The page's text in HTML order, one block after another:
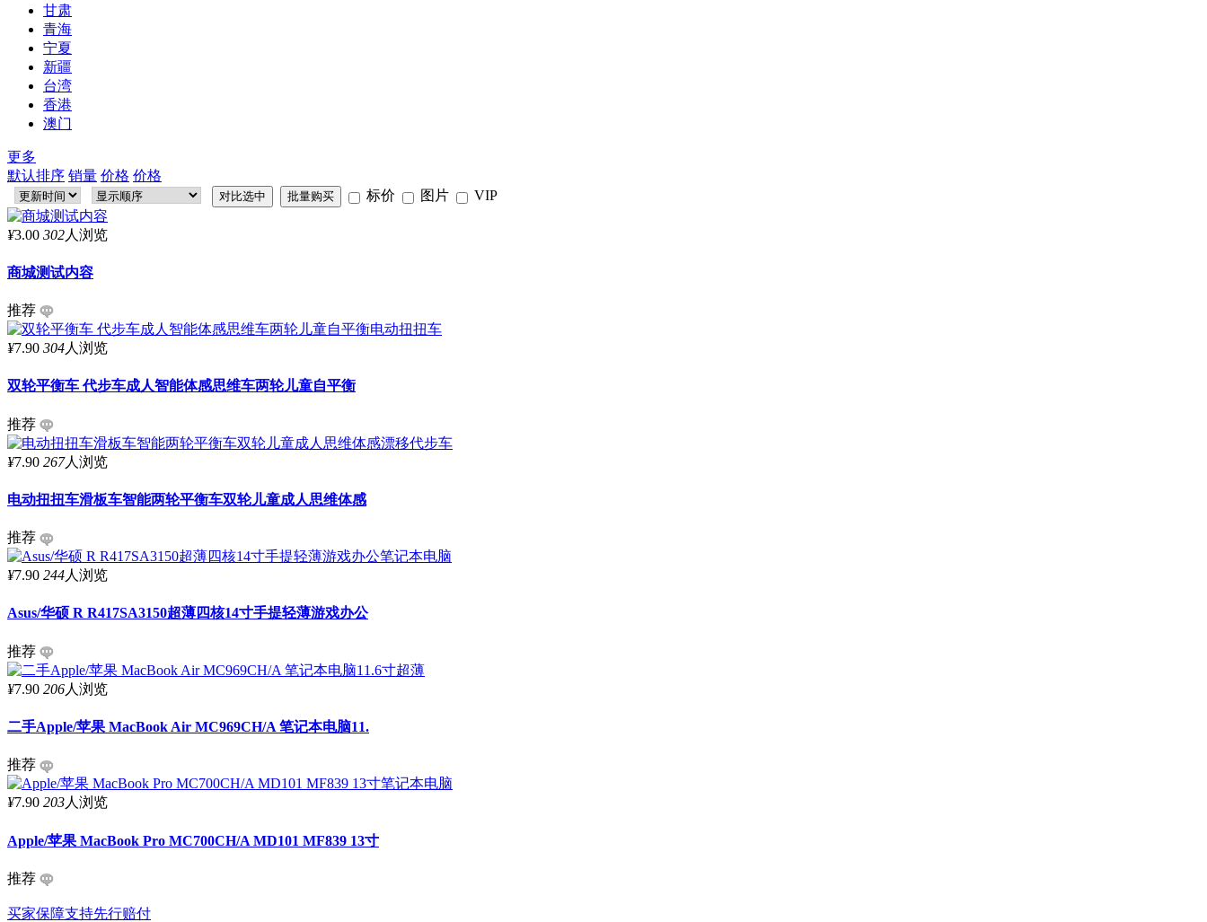
甘肃
青海
宁夏
新疆
台湾
香港
澳门
更多
默认排序 销量 价格 价格
标价
图片 VIP
¥3.00 302人浏览
商城测试内容
推荐
¥7.90 304人浏览
双轮平衡车 代步车成人智能体感思维车两轮儿童自平衡
推荐
¥7.90 267人浏览
电动扭扭车滑板车智能两轮平衡车双轮儿童成人思维体感
推荐
¥7.90 244人浏览
Asus/华硕 R R417SA3150超薄四核14寸手提轻薄游戏办公
推荐
¥7.90 206人浏览
二手Apple/苹果 MacBook Air MC969CH/A 笔记本电脑11.
推荐
¥7.90 203人浏览
Apple/苹果 MacBook Pro MC700CH/A MD101 MF839 13寸
推荐
买家保障支持先行赔付